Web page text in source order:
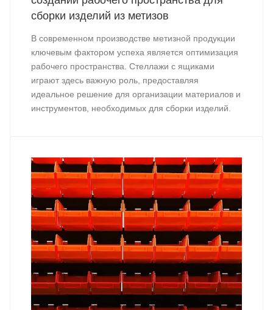
сборки изделий из метизов
В современном производстве метизной продукции
ключевым фактором успеха является оптимизация
рабочего пространства. Стеллажи с ящиками
играют здесь важную роль, предоставляя
идеальное решение для организации материалов и
инструментов, необходимых для сборки изделий.